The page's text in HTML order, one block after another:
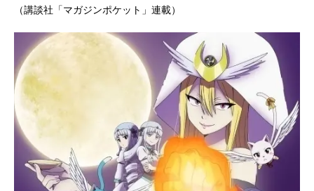
（講談社「マガジンポケット」連載）